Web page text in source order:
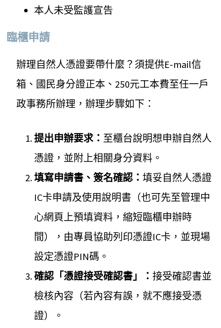
本人未受監護宣告
臨櫃申請
辦理自然人憑證要帶什麼？須提供E-mail信
箱、國民身分證正本、250元工本費至任一戶
政事務所辦理，辦理步驟如下：
提出申辦要求： 至櫃台說明想申辦自然人
憑證，並附上相關身分資料。
填寫申請書、簽名確認：填妥自然人憑證
IC卡申請及使用說明書（也可先至管理中
心網頁上預填資料，縮短臨櫃申辦時
間），由專員協助列印憑證IC卡，並現場
設定憑證PIN碼。
確認「憑證接受確認書」：接受確認書並
檢核內容（若內容有誤，就不應接受憑
證）。